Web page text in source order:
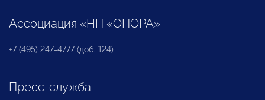
Ассоциация «НП «ОПОРА»
+7 (495) 247-4777 (доб. 124)
Пресс-служба